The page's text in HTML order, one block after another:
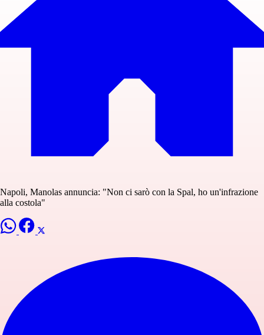
Napoli, Manolas annuncia: "Non ci sarò con la Spal, ho un'infrazione
alla costola"